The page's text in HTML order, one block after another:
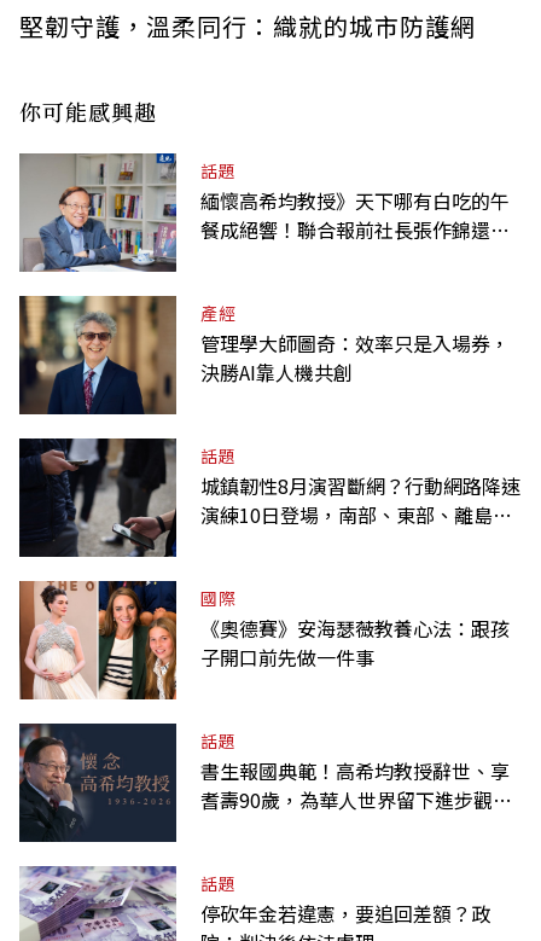
堅韌守護，溫柔同行：織就的城市防護網
你可能感興趣
話題
緬懷高希均教授》天下哪有白吃的午
餐成絕響！聯合報前社長張作錦還原
產經
管理學大師圖奇：效率只是入場券，
決勝AI靠人機共創
話題
城鎮韌性8月演習斷網？行動網路降速
演練10日登場，南部、東部、離島為
國際
《奧德賽》安海瑟薇教養心法：跟孩
子開口前先做一件事
話題
書生報國典範！高希均教授辭世、享
耆壽90歲，為華人世界留下進步觀念
話題
停砍年金若違憲，要追回差額？政